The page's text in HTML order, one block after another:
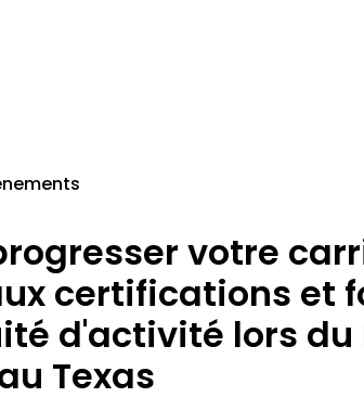
votre
certifications et
d'activité lors du
Texas